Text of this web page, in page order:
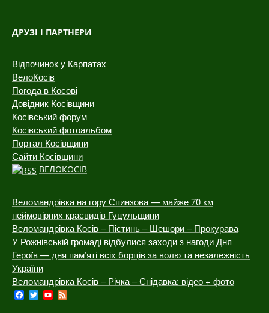
ДРУЗІ І ПАРТНЕРИ
Відпочинок у Карпатах
ВелоКосів
Погода в Косові
Довідник Косівщини
Косівський форум
Косівський фотоальбом
Портал Косівщини
Сайти Косівщини
ВЕЛОКОСІВ
Веломандрівка на гору Спинзова — майже 70 км
неймовірних краєвидів Гуцульщини
Веломандрівка Косів – Пістинь – Шешори – Прокурава
У Рожнівській громаді відбулися заходи з нагоди Дня
Героїв — дня пам’яті всіх борців за волю та незалежність
України
Веломандрівка Косів – Річка – Снідавка: відео + фото
Facebook
TwitterYouTube
Channel